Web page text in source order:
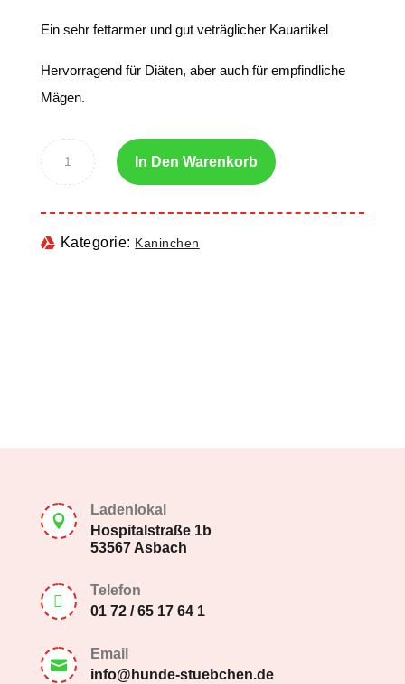
Ein sehr fettarmer und gut veträglicher Kauartikel
Hervorragend für Diäten, aber auch für empfindliche
Mägen.
In Den Warenkorb
Kategorie: Kaninchen

Ladenlokal
Hospitalstraße 1b
53567 Asbach

Telefon
01 72 / 65 17 64 1

Email
info@hunde-stuebchen.de